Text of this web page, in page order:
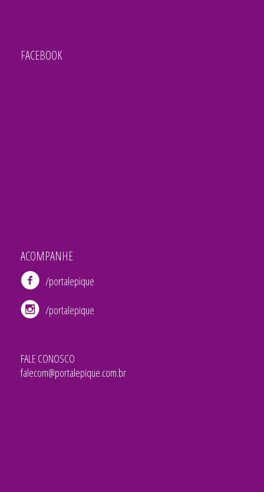
FACEBOOK
ACOMPANHE
/portalepique
/portalepique
FALE CONOSCO
falecom@portalepique.com.br